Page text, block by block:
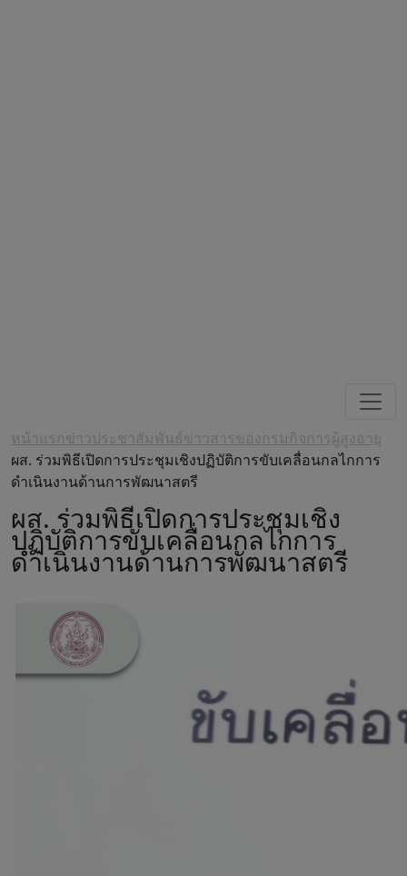
หน้าแรกข่าวประชาสัมพันธ์ข่าวสารของกรมกิจการผู้สูงอายุ
ผส. ร่วมพิธีเปิดการประชุมเชิงปฏิบัติการขับเคลื่อนกลไกการ
ดำเนินงานด้านการพัฒนาสตรี
ผส. ร่วมพิธีเปิดการประชุมเชิง
ปฏิบัติการขับเคลื่อนกลไกการ
ดำเนินงานด้านการพัฒนาสตรี